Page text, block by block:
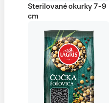
Sterilované okurky 7-9
cm